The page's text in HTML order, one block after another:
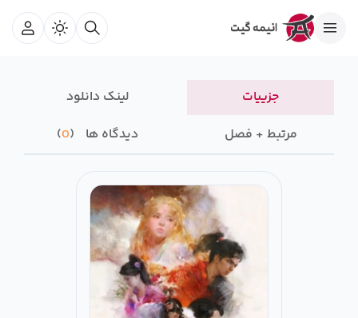
جزییات
لینک دانلود
مرتبط + فصل
دیدگاه ها 0